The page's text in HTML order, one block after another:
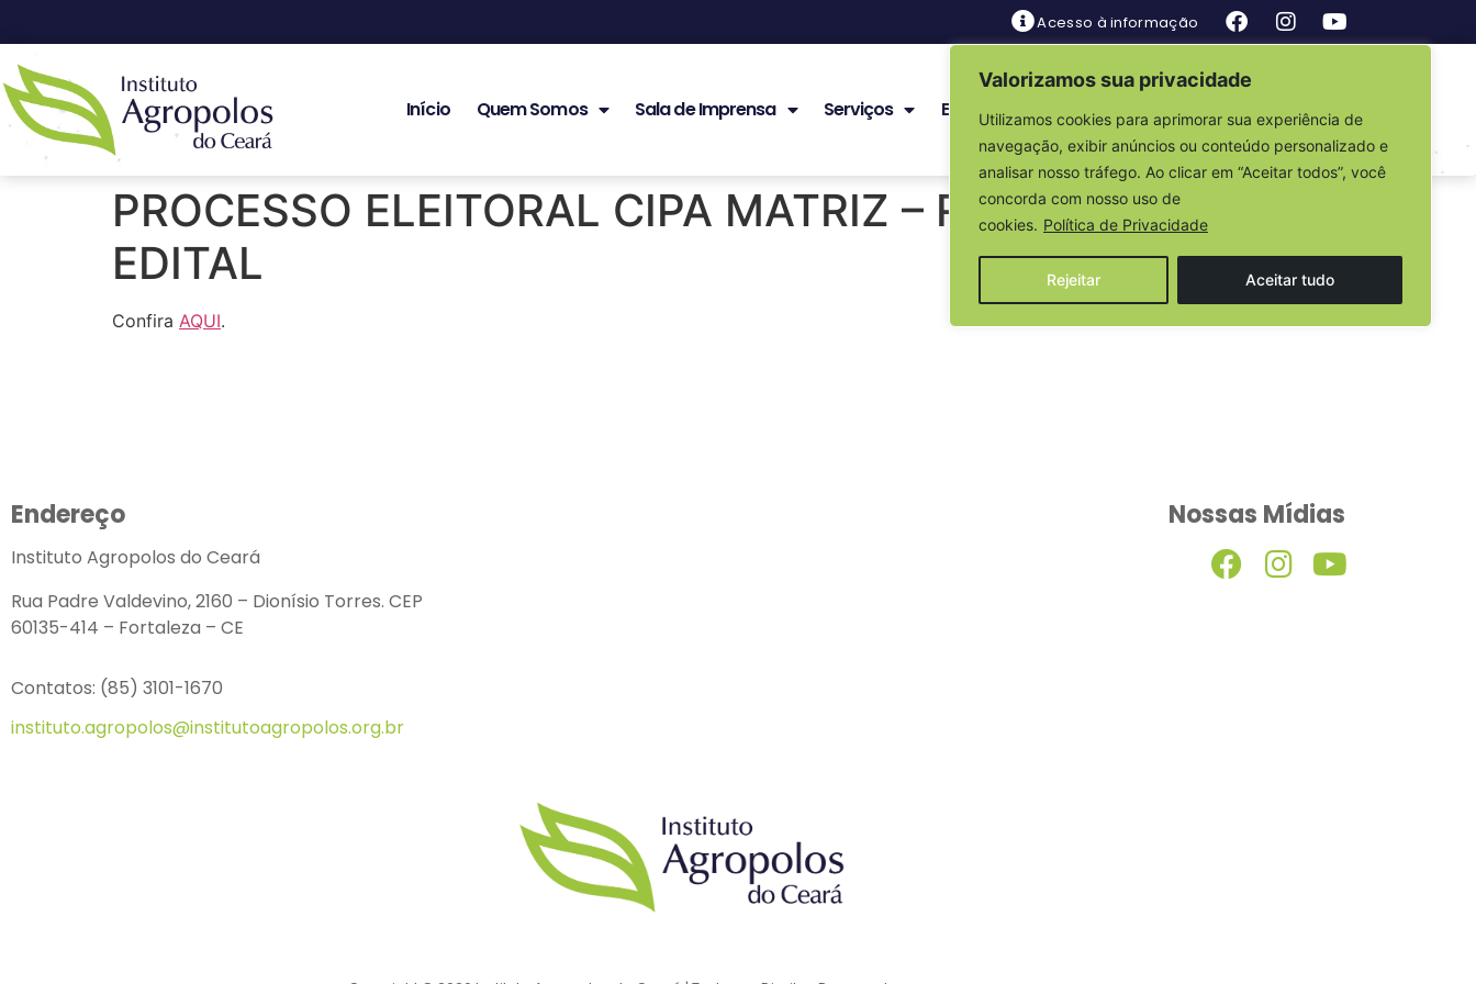
Valorizamos sua privacidade
Utilizamos cookies para aprimorar sua experiência de
navegação, exibir anúncios ou conteúdo personalizado e
analisar nosso tráfego. Ao clicar em “Aceitar todos”, você
concorda com nosso uso de
cookies. Política de Privacidade
Rejeitar Aceitar tudo
Acesso à informação
Início Quem Somos Sala de Imprensa Serviços Editais Fale Conosco
PROCESSO ELEITORAL CIPA MATRIZ – RETIFICAÇÃO DE
EDITAL
Confira AQUI.
Endereço
Instituto Agropolos do Ceará
Rua Padre Valdevino, 2160 – Dionísio Torres. CEP
60135-414 – Fortaleza – CE
Contatos: (85) 3101-1670
instituto.agropolos@institutoagropolos.org.br
Nossas Mídias